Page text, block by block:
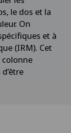
rachis
le dos et la
On
et à
(IRM). Cet
colonne